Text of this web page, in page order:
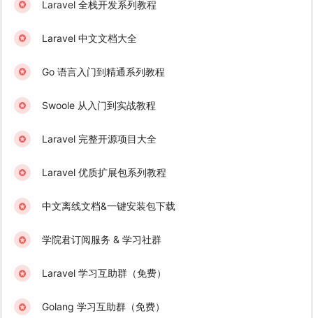
Laravel 全栈开发系列教程
Laravel 中文文档大全
Go 语言入门到精通系列教程
Swoole 从入门到实战教程
Laravel 完整开源项目大全
Laravel 优质扩展包系列教程
中文离线文档&一键安装包下载
学院君订阅服务 & 学习社群
Laravel 学习互助群（免费）
Golang 学习互助群（免费）